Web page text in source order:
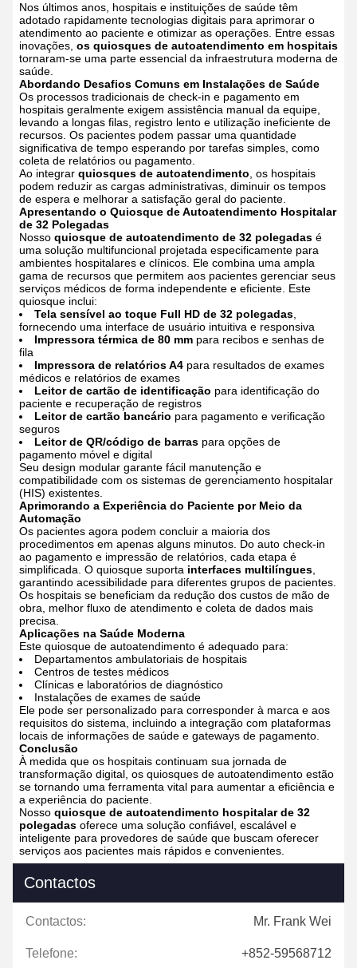
Nos últimos anos, hospitais e instituições de saúde têm
adotado rapidamente tecnologias digitais para aprimorar o
atendimento ao paciente e otimizar as operações. Entre essas
inovações, os quiosques de autoatendimento em hospitais
tornaram-se uma parte essencial da infraestrutura moderna de
saúde.
Abordando Desafios Comuns em Instalações de Saúde
Os processos tradicionais de check-in e pagamento em
hospitais geralmente exigem assistência manual da equipe,
levando a longas filas, registro lento e utilização ineficiente de
recursos. Os pacientes podem passar uma quantidade
significativa de tempo esperando por tarefas simples, como
coleta de relatórios ou pagamento.
Ao integrar quiosques de autoatendimento , os hospitais
podem reduzir as cargas administrativas, diminuir os tempos
de espera e melhorar a satisfação geral do paciente.
Apresentando o Quiosque de Autoatendimento Hospitalar
de 32 Polegadas
Nosso quiosque de autoatendimento de 32 polegadas é
uma solução multifuncional projetada especificamente para
ambientes hospitalares e clínicos. Ele combina uma ampla
gama de recursos que permitem aos pacientes gerenciar seus
serviços médicos de forma independente e eficiente. Este
quiosque inclui:
Tela sensível ao toque Full HD de 32 polegadas
fornecendo uma interface de usuário intuitiva e responsiva
Impressora térmica de 80 mm para recibos e senhas de
fila
Impressora de relatórios A4 para resultados de exames
médicos e relatórios de exames
Leitor de cartão de identificação para identificação do
paciente e recuperação de registros
Leitor de cartão bancário para pagamento e verificação
seguros
Leitor de QR/código de barras para opções de
pagamento móvel e digital
Seu design modular garante fácil manutenção e
compatibilidade com os sistemas de gerenciamento hospitalar
(HIS) existentes.
Aprimorando a Experiência do Paciente por Meio da
Automação
Os pacientes agora podem concluir a maioria dos
procedimentos em apenas alguns minutos. Do auto check-in
ao pagamento e impressão de relatórios, cada etapa é
simplificada. O quiosque suporta interfaces multilíngues
garantindo acessibilidade para diferentes grupos de pacientes.
Os hospitais se beneficiam da redução dos custos de mão de
obra, melhor fluxo de atendimento e coleta de dados mais
precisa.
Aplicações na Saúde Moderna
Este quiosque de autoatendimento é adequado para:
Departamentos ambulatoriais de hospitais
Centros de testes médicos
Clínicas e laboratórios de diagnóstico
Instalações de exames de saúde
Ele pode ser personalizado para corresponder à marca e aos
requisitos do sistema, incluindo a integração com plataformas
locais de informações de saúde e gateways de pagamento.
Conclusão
À medida que os hospitais continuam sua jornada de
transformação digital, os quiosques de autoatendimento estão
se tornando uma ferramenta vital para aumentar a eficiência e
a experiência do paciente.
Nosso quiosque de autoatendimento hospitalar de 32
polegadas oferece uma solução confiável, escalável e
inteligente para provedores de saúde que buscam oferecer
serviços aos pacientes mais rápidos e convenientes.
Contactos
Contactos: Mr. Frank Wei
Telefone: +852-59568712